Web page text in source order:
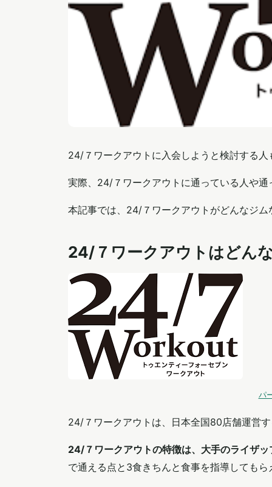
24/７ワークアウトに入会しようと検討する
実際、24/７ワークアウトに通っている人や
本記事では、24/７ワークアウトがどんなジ
24/７ワークアウトはどん
パ
24/７ワークアウトは、日本全国80店舗運営
24/７ワークアウトの特徴は、大手のライザ
で通える点と3食きちんと食事を指導しても